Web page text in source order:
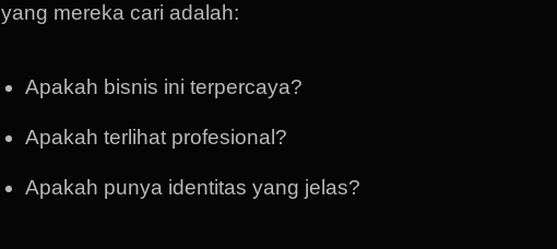
yang mereka cari adalah:
Apakah bisnis ini terpercaya?
Apakah terlihat profesional?
Apakah punya identitas yang jelas?